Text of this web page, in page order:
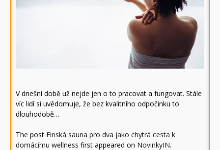
V dnešní době už nejde jen o to pracovat a fungovat. Stále
víc lidí si uvědomuje, že bez kvalitního odpočinku to
dlouhodobě…
The post Finská sauna pro dva jako chytrá cesta k
domácímu wellness first appeared on NovinkyIN.